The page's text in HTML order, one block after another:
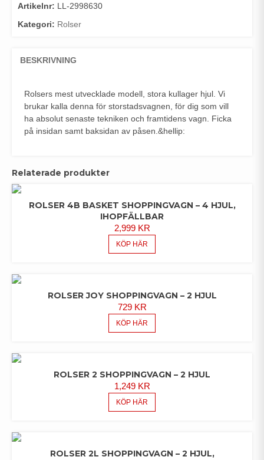
Artikelnr: LL-2998630
Kategori: Rolser
BESKRIVNING
Rolsers mest utvecklade modell, stora kullager hjul. Vi
brukar kalla denna för storstadsvagnen, för dig som vill
ha absolut senaste tekniken och framtidens vagn. Ficka
på insidan samt baksidan av påsen.&hellip:
Relaterade produkter
ROLSER 4B BASKET SHOPPINGVAGN – 4 HJUL,
IHOPFÄLLBAR
2,999 KR
KÖP HÄR
ROLSER JOY SHOPPINGVAGN – 2 HJUL
729 KR
KÖP HÄR
ROLSER 2 SHOPPINGVAGN – 2 HJUL
1,249 KR
KÖP HÄR
ROLSER 2L SHOPPINGVAGN – 2 HJUL,